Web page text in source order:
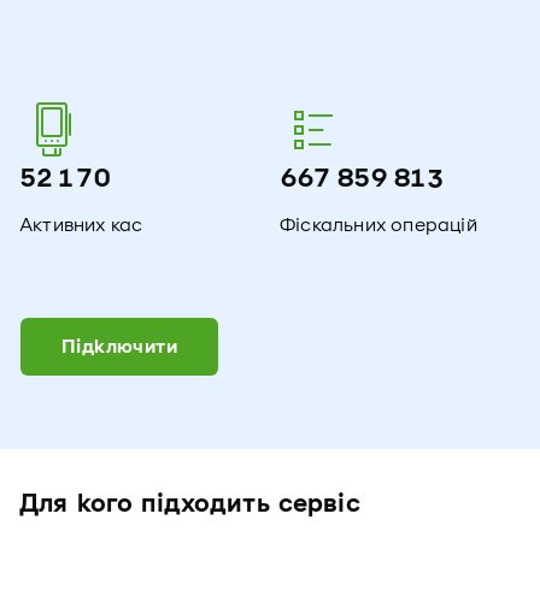
52 170
Активних кас
667 859 814
Фіскальних операцій
Підключити
Для кого підходить сервіс